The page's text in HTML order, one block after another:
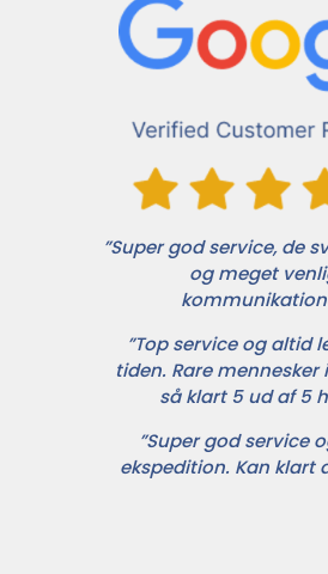
”Super god service, de
og meget
”Top service og altid
tiden. Rare mennesker
så klart 5 ud af 5
”Super god service
ekspedition. Kan klart